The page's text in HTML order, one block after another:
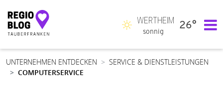
Hauptnavigation
WERTHEIM
sonnig
26°
UNTERNEHMEN ENTDECKEN
SERVICE & DIENSTLEISTUNGEN
COMPUTERSERVICE